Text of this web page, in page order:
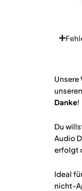
Unsere
Danke!
Du
Audio
erfolgt
Ideal
nicht-